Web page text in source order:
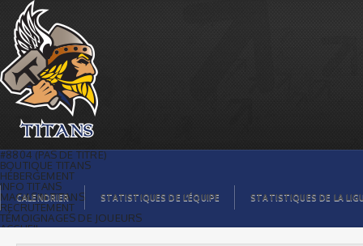
Titans ajoutent le Suédois, Hampus
Andersson | Titans de témiscaming
#8804 (PAS DE TITRE)
BOUTIQUE TITANS
HÉBERGEMENT
INFO TITANS
MAGASIN TITANS
RECRUTEMENT
TÉMOIGNAGES DE JOUEURS
ACCUEIL
CALENDRIER STATISTIQUES DE L’ÉQUIPE STATISTIQUES DE LA